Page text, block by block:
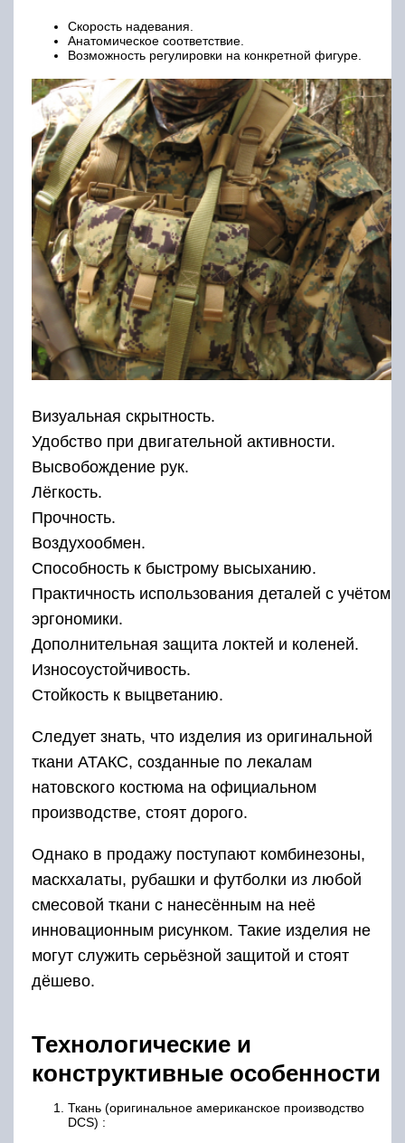
Скорость надевания.
Анатомическое соответствие.
Возможность регулировки на конкретной фигуре.
Визуальная скрытность.
Удобство при двигательной активности.
Высвобождение рук.
Лёгкость.
Прочность.
Воздухообмен.
Способность к быстрому высыханию.
Практичность использования деталей с учётом
эргономики.
Дополнительная защита локтей и коленей.
Износоустойчивость.
Стойкость к выцветанию.
Следует знать, что изделия из оригинальной
ткани АТАКС, созданные по лекалам
натовского костюма на официальном
производстве, стоят дорого.
Однако в продажу поступают комбинезоны,
маскхалаты, рубашки и футболки из любой
смесовой ткани с нанесённым на неё
инновационным рисунком. Такие изделия не
могут служить серьёзной защитой и стоят
дёшево.
Технологические и
конструктивные особенности
Ткань (оригинальное американское производство
DCS) :